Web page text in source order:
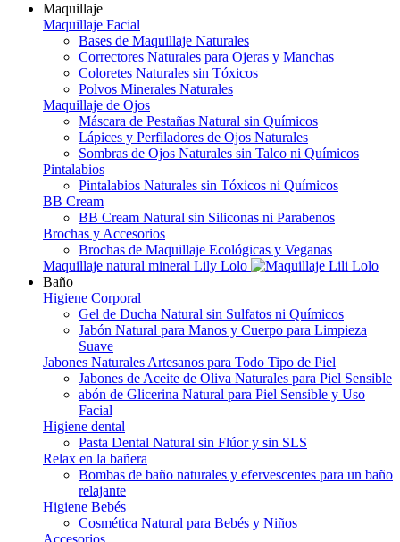
Maquillaje
Maquillaje Facial
Bases de Maquillaje Naturales
Correctores Naturales para Ojeras y Manchas
Coloretes Naturales sin Tóxicos
Polvos Minerales Naturales
Maquillaje de Ojos
Máscara de Pestañas Natural sin Químicos
Lápices y Perfiladores de Ojos Naturales
Sombras de Ojos Naturales sin Talco ni Químicos
Pintalabios
Pintalabios Naturales sin Tóxicos ni Químicos
BB Cream
BB Cream Natural sin Siliconas ni Parabenos
Brochas y Accesorios
Brochas de Maquillaje Ecológicas y Veganas
Maquillaje natural mineral Lily Lolo
Baño
Higiene Corporal
Gel de Ducha Natural sin Sulfatos ni Químicos
Jabón Natural para Manos y Cuerpo para Limpieza
Suave
Jabones Naturales Artesanos para Todo Tipo de Piel
Jabones de Aceite de Oliva Naturales para Piel Sensible
abón de Glicerina Natural para Piel Sensible y Uso
Facial
Higiene dental
Pasta Dental Natural sin Flúor y sin SLS
Relax en la bañera
Bombas de baño naturales y efervescentes para un baño
relajante
Higiene Bebés
Cosmética Natural para Bebés y Niños
Accesorios